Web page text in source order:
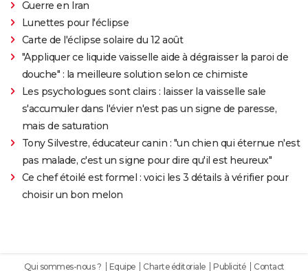
Guerre en Iran
Lunettes pour l'éclipse
Carte de l'éclipse solaire du 12 août
"Appliquer ce liquide vaisselle aide à dégraisser la paroi de
douche" : la meilleure solution selon ce chimiste
Les psychologues sont clairs : laisser la vaisselle sale
s'accumuler dans l'évier n'est pas un signe de paresse,
mais de saturation
Tony Silvestre, éducateur canin : "un chien qui éternue n'est
pas malade, c'est un signe pour dire qu'il est heureux"
Ce chef étoilé est formel : voici les 3 détails à vérifier pour
choisir un bon melon
Qui sommes-nous ? Equipe Charte éditoriale Publicité Contact